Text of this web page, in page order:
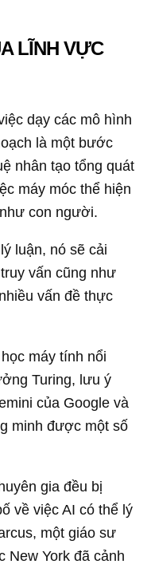
LĨNH VỰC
dạy các mô hình
là một bước
nhân tạo tổng quát
máy móc thể hiện
con người.
luận, nó sẽ cải
vấn cũng như
vấn đề thực
máy tính nổi
Turing, lưu ý
của Google và
minh được một số
gia đều bị
về việc AI có thể lý
một giáo sư
New York đã cảnh